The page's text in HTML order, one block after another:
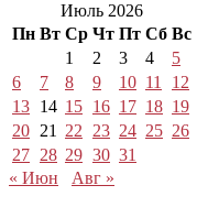
Июль 2026
Пн Вт Ср Чт Пт Сб Вс
1
2 3 4
5
6
7 8 9 10 11
12
13 14 15 16 17 18 19
20 21 22 23 24 25 26
27 28 29 30 31
« Июн
Авг »